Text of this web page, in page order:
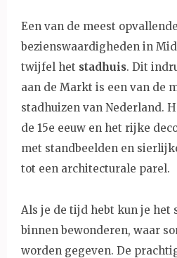
Een van de meest opvallende
bezienswaardigheden in
twijfel het stadhuis. Dit
aan de Markt is een van de
stadhuizen van Nederland.
de 15e eeuw en het rijke
met standbeelden en
tot een architecturale parel.
Als je de tijd hebt kun je het
binnen bewonderen, waar
worden gegeven. De